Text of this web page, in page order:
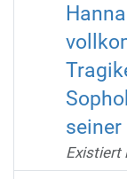
seiner
Existiert